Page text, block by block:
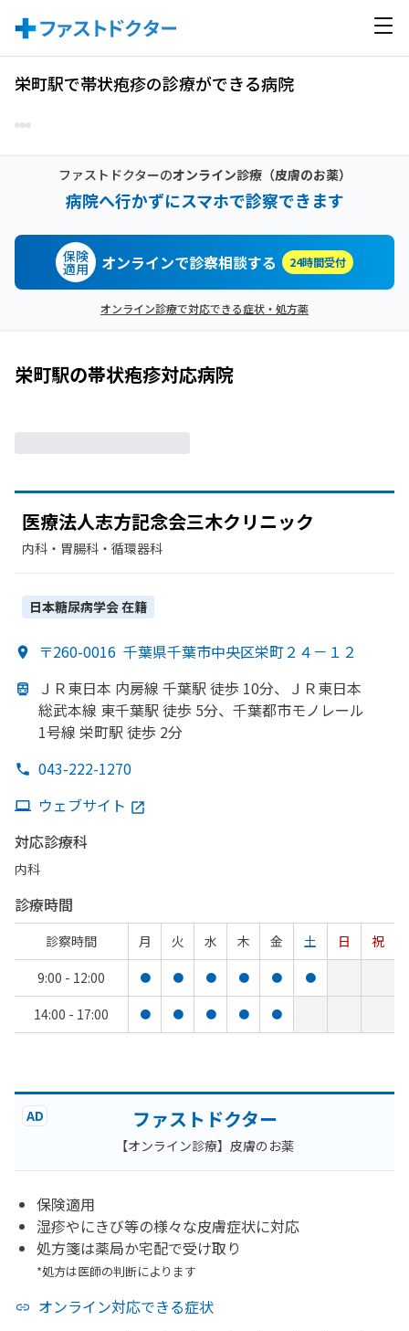
栄町駅で帯状疱疹の診療ができる病院
ファストドクターのオンライン診療（皮膚のお薬）
病院へ行かずにスマホで診察できます
保険
適用 オンラインで診察相談する 24時間受付
オンライン診療で対応できる症状・処方薬
栄町駅の帯状疱疹対応病院
医療法人志方記念会三木クリニック
内科・​胃腸科・​循環器科
日本糖尿病学会在籍
〒260-0016 千葉県千葉市中央区栄町２４－１２
ＪＲ東日本 内房線 千葉駅 徒歩 10分、 ＪＲ東日本
総武本線 東千葉駅 徒歩 5分、 千葉都市モノレール
1号線 栄町駅 徒歩 2分
043-222-1270
ウェブサイト
対応診療科
内科
診療時間
診察時間 月 火 水 木 金 土 日
祝
9:00 - 12:00
● ● ● ● ● ●
14:00 - 17:00 ● ● ● ● ●
AD ファストドクター
【オンライン診療】皮膚のお薬
保険適用
湿疹やにきび等の様々な皮膚症状に対応
処方箋は薬局か宅配で受け取り
*処方は医師の判断によります
オンライン対応できる症状